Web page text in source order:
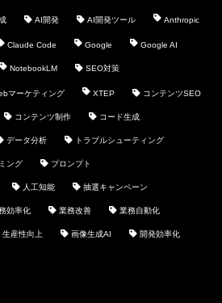
AI開発 AI開発ツール Anthropic
Claude Code Google Google AI
NotebookLM SEO対策
マーケティング XTEP コンテンツSEO
コンテンツ制作 コード生成
データ分析 トラブルシューティング
ング プロンプト
人工知能 抽選キャンペーン
効率化 業務改善 業務自動化
生産性向上 画像生成AI 開発効率化